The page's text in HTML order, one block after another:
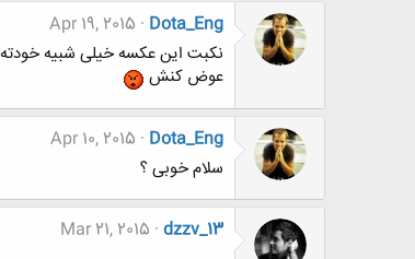
Dota_Eng
Apr 19, 2015
نکبت این عکسه خیلی شبیه خودته
عوض کنش
Dota_Eng
Apr 10, 2015
سلام خوبی ؟
dzzv_13
Mar 21, 2015